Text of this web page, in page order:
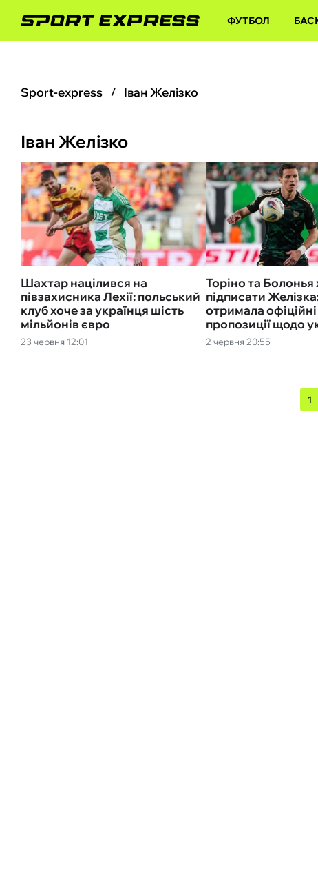
ФУТБОЛ
sport-express Іван Желізко
Іван Желізко
23 червня 12:01
Шахтар націлився на
півзахисника Лехії: польський
клуб хоче за українця шість
мільйонів євро
2 червня 20:55
Торіно та Болонья
підписати
отримала
пропозиції щодо
1